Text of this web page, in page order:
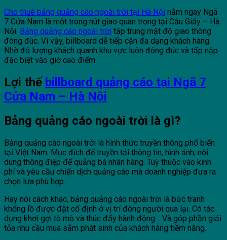
Cho thuê bảng quảng cáo ngoài trời tại Hà Nội nằm ngay Ngã
7 Cửa Nam là một trong nút giao quan trọng tại Cầu Giấy – Hà
Nội. Bảng quảng cáo ngoài trời tập trung mật độ giao thông
đông đúc. Vì vậy, billboard dễ tiếp cận đa dạng khách hàng.
Nhờ đó lượng khách quanh khu vực luôn đông đúc và tấp nập
đặc biệt vào giờ cao điểm
Lợi thế billboard quảng cáo tại Ngã 7
Cửa Nam – Hà Nội
Bảng quảng cáo ngoài trời là gì?
Bảng quảng cáo ngoài trời là hình thức truyền thông phổ biến
tại Việt Nam. Mục đích để truyền tải thông tin, hình ảnh, nội
dung thông điệp để quảng bá nhãn hàng. Tuỳ thuộc vào kinh
phí và yêu cầu chiến dịch quảng cáo mà doanh nghiệp đưa ra
chọn lựa phù hợp.
Hay nói cách khác, bảng quảng cáo ngoài trời là bức tranh
khổng lồ được đặt cố định ở vị trí đông người qua lại. Có tác
dụng khơi gợi tò mò và thúc đẩy hành động. . Và góp phần giải
tỏa nhu cầu mua sắm phát sinh của khách hàng tiềm năng.